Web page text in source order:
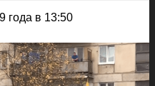
года в 13:50